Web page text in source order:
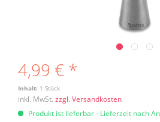
4,99 € *
Inhalt: 1 Stück
inkl. MwSt. zzgl. Versandkosten
Produkt ist lieferbar - Lieferzeit nach